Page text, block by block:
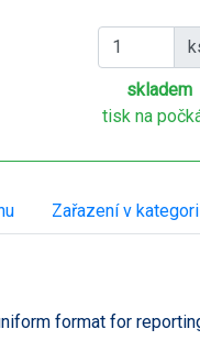
skladem
tisk na
Zařazení v
format for